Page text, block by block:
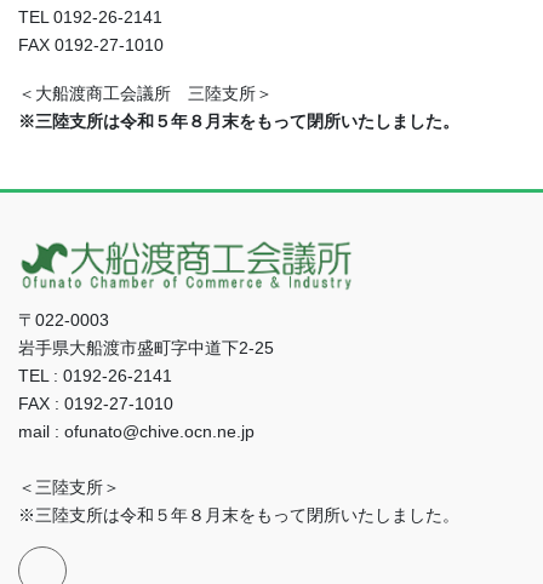
TEL 0192-26-2141
FAX 0192-27-1010
＜大船渡商工会議所 三陸支所＞
※三陸支所は令和５年８月末をもって閉所いたしました。
〒022-0003
岩手県大船渡市盛町字中道下2-25
TEL : 0192-26-2141
FAX : 0192-27-1010
mail : ofunato@chive.ocn.ne.jp
＜三陸支所＞
※三陸支所は令和５年８月末をもって閉所いたしました。